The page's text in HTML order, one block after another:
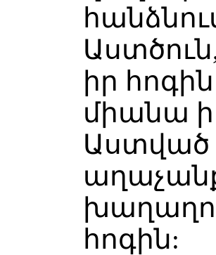
իր
միանա
Աստված
հոգին: